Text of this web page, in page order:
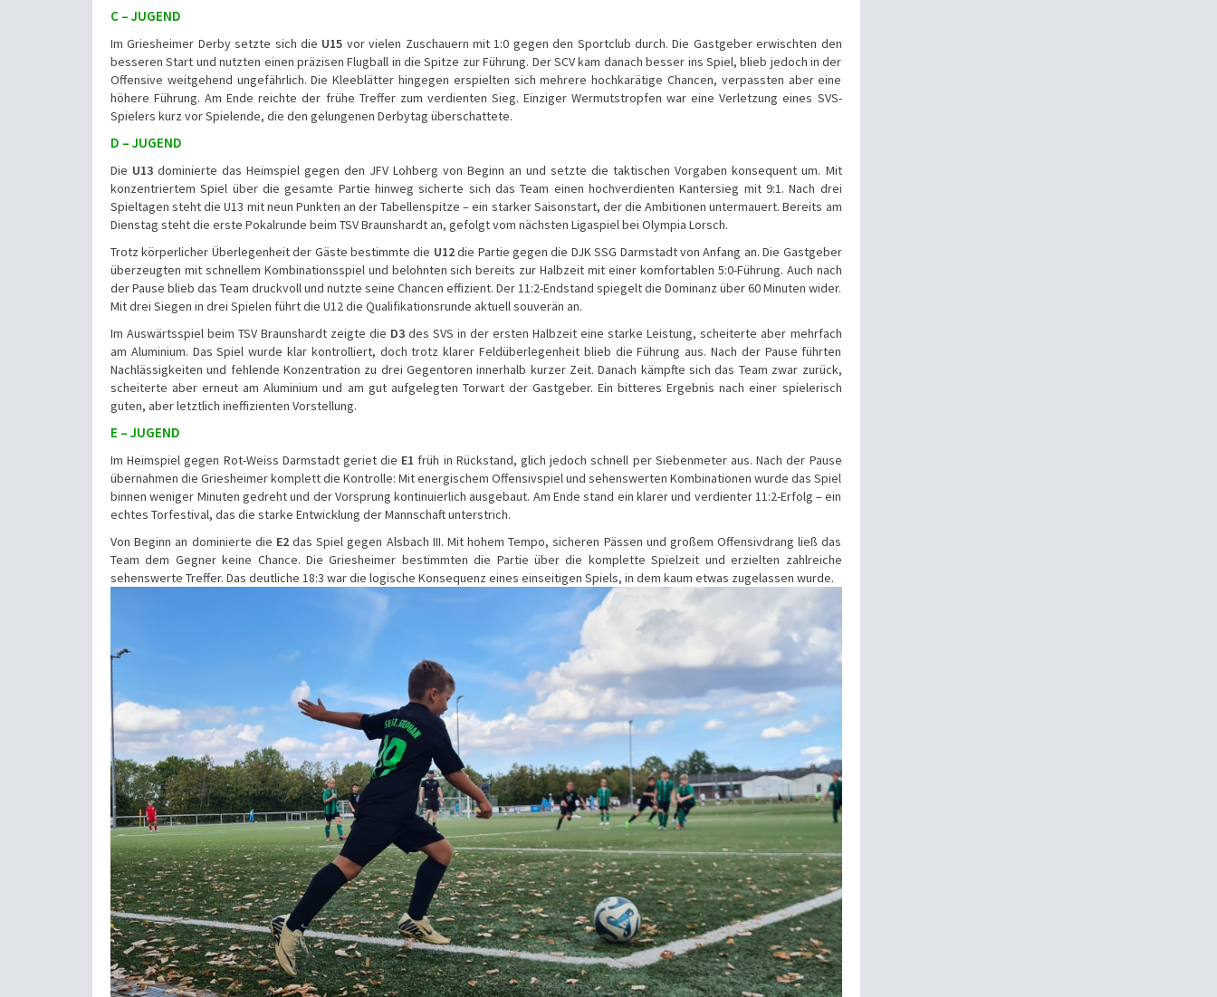
C – JUGEND
Im Griesheimer Derby setzte sich die U15 vor vielen Zuschauern mit 1:0 gegen den Sportclub durch. Die Gastgeber erwischten den
besseren Start und nutzten einen präzisen Flugball in die Spitze zur Führung. Der SCV kam danach besser ins Spiel, blieb jedoch in der
Offensive weitgehend ungefährlich. Die Kleeblätter hingegen erspielten sich mehrere hochkarätige Chancen, verpassten aber eine
höhere Führung. Am Ende reichte der frühe Treffer zum verdienten Sieg. Einziger Wermutstropfen war eine Verletzung eines SVS-
Spielers kurz vor Spielende, die den gelungenen Derbytag überschattete.
D – JUGEND
Die U13 dominierte das Heimspiel gegen den JFV Lohberg von Beginn an und setzte die taktischen Vorgaben konsequent um. Mit
konzentriertem Spiel über die gesamte Partie hinweg sicherte sich das Team einen hochverdienten Kantersieg mit 9:1. Nach drei
Spieltagen steht die U13 mit neun Punkten an der Tabellenspitze – ein starker Saisonstart, der die Ambitionen untermauert. Bereits am
Dienstag steht die erste Pokalrunde beim TSV Braunshardt an, gefolgt vom nächsten Ligaspiel bei Olympia Lorsch.
Trotz körperlicher Überlegenheit der Gäste bestimmte die U12die Partie gegen die DJK SSG Darmstadt von Anfang an. Die Gastgeber
überzeugten mit schnellem Kombinationsspiel und belohnten sich bereits zur Halbzeit mit einer komfortablen 5:0-Führung. Auch nach
der Pause blieb das Team druckvoll und nutzte seine Chancen effizient. Der 11:2-Endstand spiegelt die Dominanz über 60 Minuten wider.
Mit drei Siegen in drei Spielen führt die U12 die Qualifikationsrunde aktuell souverän an.
Im Auswärtsspiel beim TSV Braunshardt zeigte die D3 des SVS in der ersten Halbzeit eine starke Leistung, scheiterte aber mehrfach
am Aluminium. Das Spiel wurde klar kontrolliert, doch trotz klarer Feldüberlegenheit blieb die Führung aus. Nach der Pause führten
Nachlässigkeiten und fehlende Konzentration zu drei Gegentoren innerhalb kurzer Zeit. Danach kämpfte sich das Team zwar zurück,
scheiterte aber erneut am Aluminium und am gut aufgelegten Torwart der Gastgeber. Ein bitteres Ergebnis nach einer spielerisch
guten, aber letztlich ineffizienten Vorstellung.
E – JUGEND
Im Heimspiel gegen Rot-Weiss Darmstadt geriet die E1 früh in Rückstand, glich jedoch schnell per Siebenmeter aus. Nach der Pause
übernahmen die Griesheimer komplett die Kontrolle: Mit energischem Offensivspiel und sehenswerten Kombinationen wurde das Spiel
binnen weniger Minuten gedreht und der Vorsprung kontinuierlich ausgebaut. Am Ende stand ein klarer und verdienter 11:2-Erfolg – ein
echtes Torfestival, das die starke Entwicklung der Mannschaft unterstrich.
Von Beginn an dominierte die E2das Spiel gegen Alsbach III. Mit hohem Tempo, sicheren Pässen und großem Offensivdrang ließ das
Team dem Gegner keine Chance. Die Griesheimer bestimmten die Partie über die komplette Spielzeit und erzielten zahlreiche
sehenswerte Treffer. Das deutliche 18:3 war die logische Konsequenz eines einseitigen Spiels, in dem kaum etwas zugelassen wurde.